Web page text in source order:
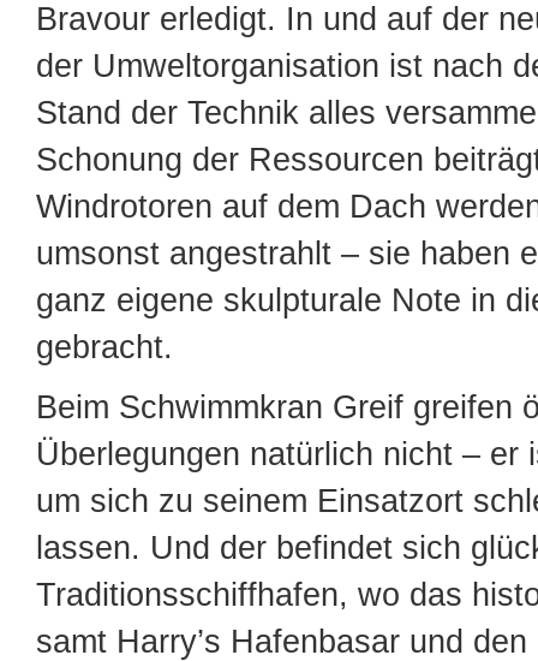
Bravour erledigt. In und auf der
der Umweltorganisation ist nach
Stand der Technik alles
Schonung der Ressourcen
Windrotoren auf dem Dach
umsonst angestrahlt – sie haben
ganz eigene skulpturale Note in
gebracht.
Beim Schwimmkran Greif greifen
Überlegungen natürlich nicht – er
um sich zu seinem Einsatzort
lassen. Und der befindet sich
Traditionsschiffhafen, wo das
samt Harry’s Hafenbasar und den